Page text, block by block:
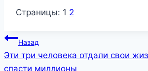
Страницы: 1 2
Навигация
по
Назад
Эти три человека отдали свои
спасти миллионы